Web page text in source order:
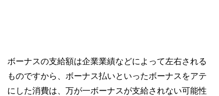
ボーナスの支給額は企業業績などによって左右される
ものですから、ボーナス払いといったボーナスをアテ
にした消費は、万が一ボーナスが支給されない可能性